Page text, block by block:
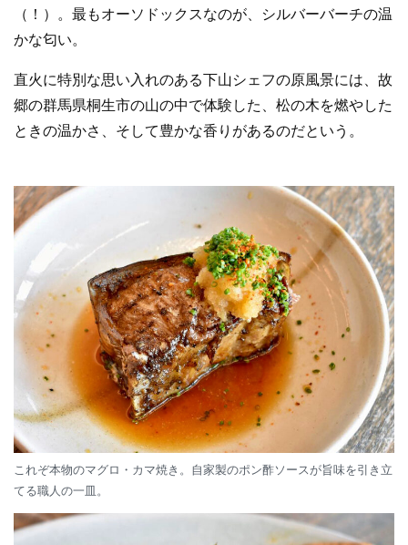
（！）。最もオーソドックスなのが、シルバーバーチの温
かな匂い。
直火に特別な思い入れのある下山シェフの原風景には、故
郷の群馬県桐生市の山の中で体験した、松の木を燃やした
ときの温かさ、そして豊かな香りがあるのだという。
これぞ本物のマグロ・カマ焼き。自家製のポン酢ソースが旨味を引き立
てる職人の一皿。